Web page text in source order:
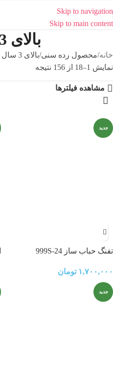
Skip to navigation
Skip to main content
بالای 3 سال
خانه محصول رده سنی بالای 3 سال
نمایش 1–18 از 156 نتیجه
مشاهده فیلترها
جدید
تفنگ حباب ساز 999S-24
۱,۷۰۰,۰۰۰ تومان
جدید